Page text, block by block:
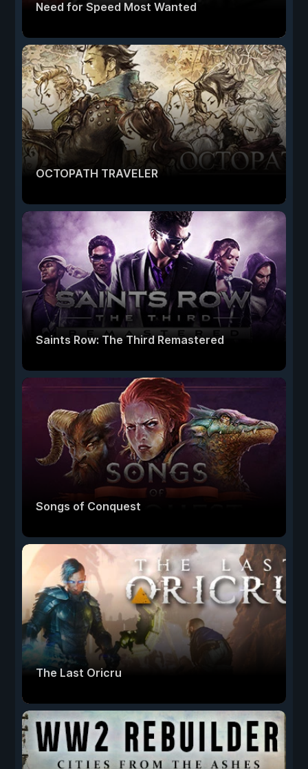
Need for Speed Most Wanted
OCTOPATH TRAVELER
Saints Row: The Third Remastered
Songs of Conquest
The Last Oricru